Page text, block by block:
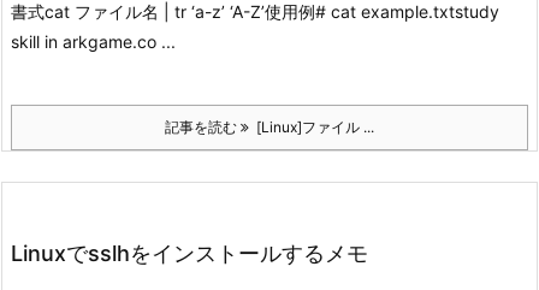
書式cat ファイル名 | tr ‘a-z’ ‘A-Z’使用例# cat example.txtstudy
skill in arkgame.co ...
記事を読む [Linux]ファイル ...
Linuxでsslhをインストールするメモ